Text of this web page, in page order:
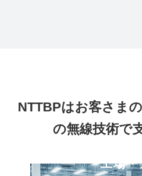
NTTBPはお客さま
の無線技術で
工場